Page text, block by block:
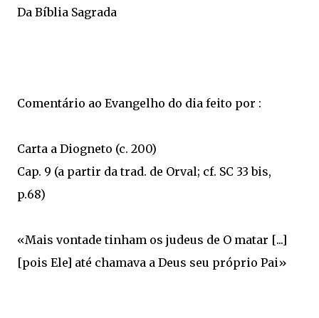
Da Bíblia Sagrada
Comentário ao Evangelho do dia feito por :
Carta a Diogneto (c. 200)
Cap. 9 (a partir da trad. de Orval; cf. SC 33 bis,
p.68)
«Mais vontade tinham os judeus de O matar [...]
[pois Ele] até chamava a Deus seu próprio Pai»